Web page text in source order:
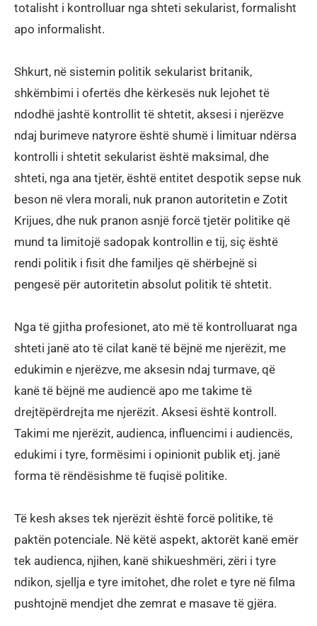
totalisht i kontrolluar nga shteti sekularist, formalisht
apo informalisht.
Shkurt, në sistemin politik sekularist britanik,
shkëmbimi i ofertës dhe kërkesës nuk lejohet të
ndodhë jashtë kontrollit të shtetit, aksesi i njerëzve
ndaj burimeve natyrore është shumë i limituar ndërsa
kontrolli i shtetit sekularist është maksimal, dhe
shteti, nga ana tjetër, është entitet despotik sepse nuk
beson në vlera morali, nuk pranon autoritetin e Zotit
Krijues, dhe nuk pranon asnjë forcë tjetër politike që
mund ta limitojë sadopak kontrollin e tij, siç është
rendi politik i fisit dhe familjes që shërbejnë si
pengesë për autoritetin absolut politik të shtetit.
Nga të gjitha profesionet, ato më të kontrolluarat nga
shteti janë ato të cilat kanë të bëjnë me njerëzit, me
edukimin e njerëzve, me aksesin ndaj turmave, që
kanë të bëjnë me audiencë apo me takime të
drejtëpërdrejta me njerëzit. Aksesi është kontroll.
Takimi me njerëzit, audienca, influencimi i audiencës,
edukimi i tyre, formësimi i opinionit publik etj. janë
forma të rëndësishme të fuqisë politike.
Të kesh akses tek njerëzit është forcë politike, të
paktën potenciale. Në këtë aspekt, aktorët kanë emër
tek audienca, njihen, kanë shikueshmëri, zëri i tyre
ndikon, sjellja e tyre imitohet, dhe rolet e tyre në filma
pushtojnë mendjet dhe zemrat e masave të gjëra.